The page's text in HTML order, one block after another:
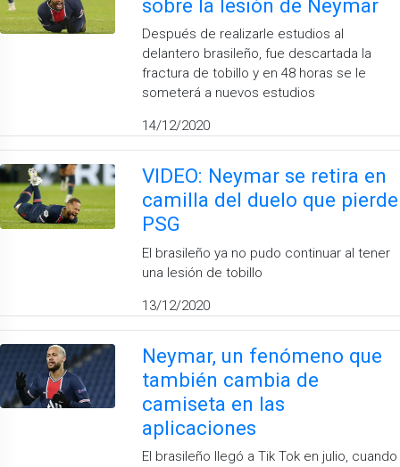
sobre la lesión de Neymar
Después de realizarle estudios al
delantero brasileño, fue descartada la
fractura de tobillo y en 48 horas se le
someterá a nuevos estudios
14/12/2020
VIDEO: Neymar se retira en
camilla del duelo que pierde
PSG
El brasileño ya no pudo continuar al tener
una lesión de tobillo
13/12/2020
Neymar, un fenómeno que
también cambia de
camiseta en las
aplicaciones
El brasileño llegó a Tik Tok en julio, cuando